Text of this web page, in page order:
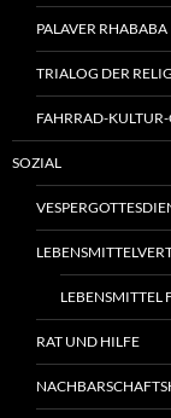
PALAVER RHABABA
TRIALOG DER
FAHRRAD-
SOZIAL
LEBENSMITTEL
RAT UND HILFE